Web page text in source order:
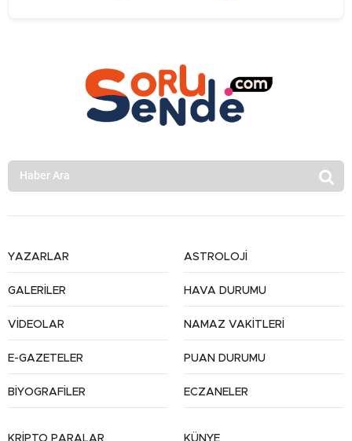
YAZARLAR
GALERİLER
VİDEOLAR
E-GAZETELER
BİYOGRAFİLER
ASTROLOJİ
HAVA DURUMU
NAMAZ VAKİTLERİ
PUAN DURUMU
ECZANELER